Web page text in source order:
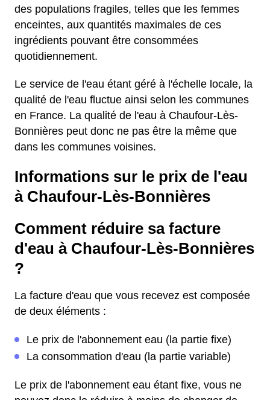
des populations fragiles, telles que les femmes
enceintes, aux quantités maximales de ces
ingrédients pouvant être consommées
quotidiennement.
Le service de l'eau étant géré à l'échelle locale, la
qualité de l'eau fluctue ainsi selon les communes
en France. La qualité de l'eau à Chaufour-Lès-
Bonnières peut donc ne pas être la même que
dans les communes voisines.
Informations sur le prix de l'eau
à Chaufour-Lès-Bonnières
Comment réduire sa facture
d'eau à Chaufour-Lès-Bonnières
?
La facture d'eau que vous recevez est composée
de deux éléments :
Le prix de l'abonnement eau (la partie fixe)
La consommation d'eau (la partie variable)
Le prix de l'abonnement eau étant fixe, vous ne